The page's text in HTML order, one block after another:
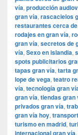
vía, producción
gran vía, rascacielos
restaurantes cerca
rodajes en gran vía,
gran vía, secretos de
vía, Sexo en islandia,
spots publicitarios
tapas gran vía, tarta
lope de vega, teatro
vía, tecnología gran
gran vía, tiendas gran
privados gran vía,
gran vía hoy,
turismo en madrid,
internacional gran vía,